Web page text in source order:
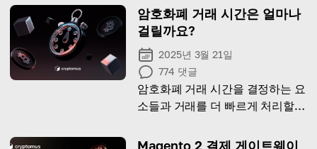
and step-by-step guide on how
to do it.
암호화폐 거래 시간은 얼마나
걸릴까요?
2025년 3월 21일
774 댓글
암호화폐 거래 시간을 결정하는 요
소들과 거래를 더 빠르게 처리할
Magento 2 결제 게이트웨이